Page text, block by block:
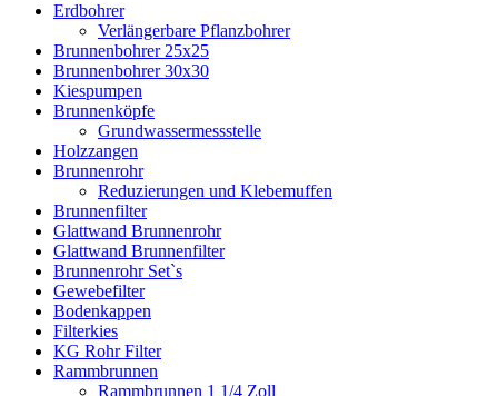
Erdbohrer
Verlängerbare Pflanzbohrer
Brunnenbohrer 25x25
Brunnenbohrer 30x30
Kiespumpen
Brunnenköpfe
Grundwassermessstelle
Holzzangen
Brunnenrohr
Reduzierungen und Klebemuffen
Brunnenfilter
Glattwand Brunnenrohr
Glattwand Brunnenfilter
Brunnenrohr Set`s
Gewebefilter
Bodenkappen
Filterkies
KG Rohr Filter
Rammbrunnen
Rammbrunnen 1 1/4 Zoll